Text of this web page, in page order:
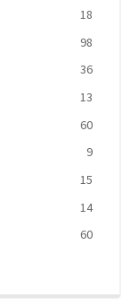
18
98
36
13
60
9
15
14
60